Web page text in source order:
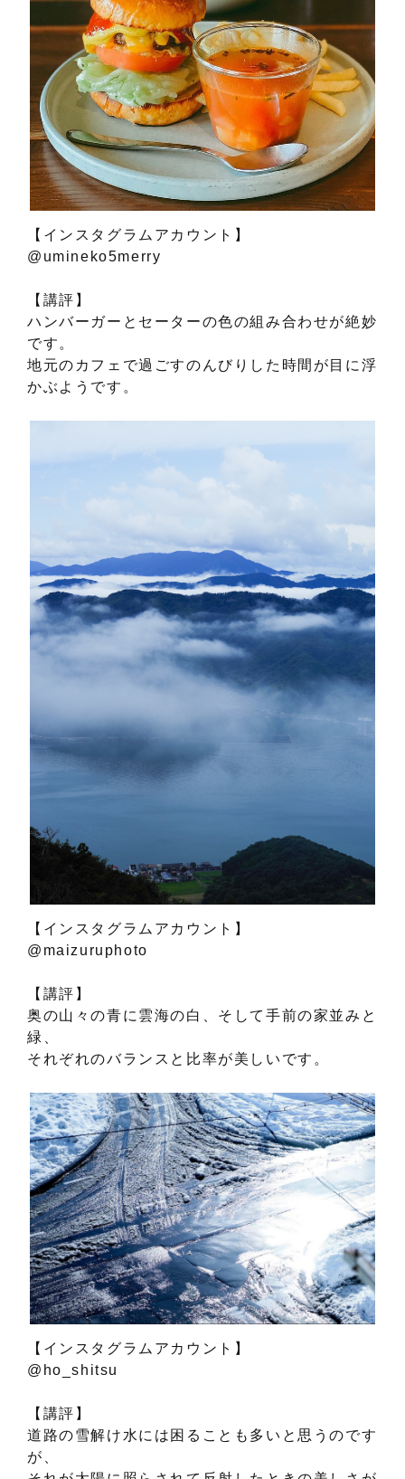
【インスタグラムアカウント】
@umineko5merry
【講評】
ハンバーガーとセーターの色の組み合わせが絶妙
です。
地元のカフェで過ごすのんびりした時間が目に浮
かぶようです。
【インスタグラムアカウント】
@maizuruphoto
【講評】
奥の山々の青に雲海の白、そして手前の家並みと
緑、
それぞれのバランスと比率が美しいです。
【インスタグラムアカウント】
@ho_shitsu
【講評】
道路の雪解け水には困ることも多いと思うのです
が、